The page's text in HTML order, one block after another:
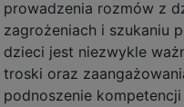
prowadzenia rozmów z
zagrożeniach i szukaniu
dzieci jest niezwykle
troski oraz
podnoszenie